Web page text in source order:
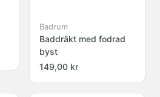
Badrum
Baddräkt med fodrad
byst
149,00 kr